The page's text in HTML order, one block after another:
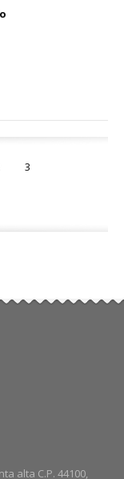
3
alta C.P. 44100,